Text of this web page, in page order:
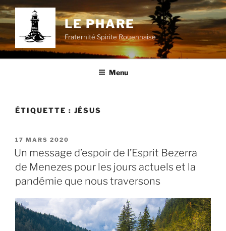
Aller
au
contenu
principal
LE PHARE
Fraternité Spirite Rouennaise
Menu
ÉTIQUETTE : JÉSUS
PUBLIÉ
LE
17 MARS 2020
Un message d’espoir de l’Esprit Bezerra
de Menezes pour les jours actuels et la
pandémie que nous traversons